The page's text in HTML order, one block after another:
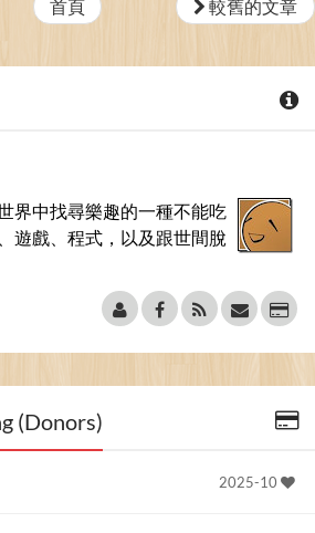
首頁 較舊的文章
界中找尋樂趣的一種不能吃
遊戲、程式，以及跟世間脫
(Donors)
2025-10